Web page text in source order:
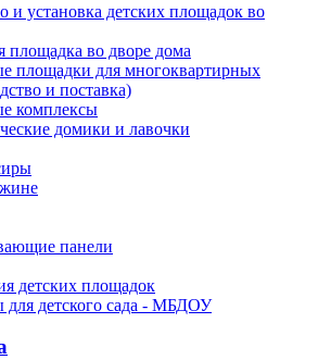
и установка детских площадок во
площадка во дворе дома
площадки для многоквартирных
и поставка)
комплексы
домики и лавочки
панели
детских площадок
для детского сада - МБДОУ